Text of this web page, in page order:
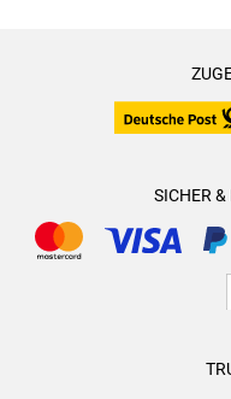
SICHER